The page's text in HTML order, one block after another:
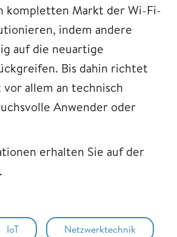
kompletten Markt der Wi-Fi-
indem andere
auf die neuartige
Bis dahin richtet
vor allem an technisch
Anwender oder
erhalten Sie auf der
IoT Netzwerktechnik